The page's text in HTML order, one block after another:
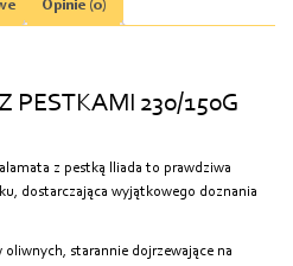
Opinie (0)
PESTKAMI 230/150G
z pestką Iliada to prawdziwa
dostarczająca wyjątkowego doznania
starannie dojrzewające na